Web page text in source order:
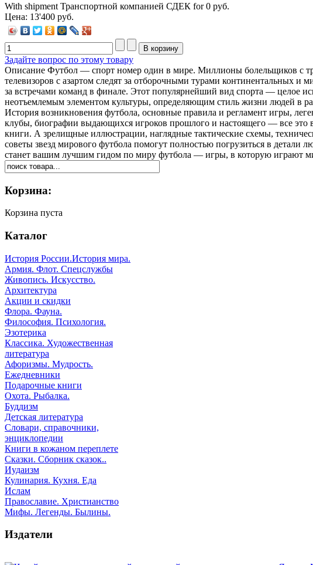
With shipment Транспортной компанией СДЕК for 0 руб.
Цена: 13'400 руб.
Задайте вопрос по этому товару
Описание Футбол — спорт номер один в мире. Миллионы болельщиков с
телевизоров с азартом следят за отборочными турами континентальных и
за встречами команд в финале. Этот популярнейший вид спорта — целое
неотъемлемым элементом культуры, определяющим стиль жизни людей в
История возникновения футбола, основные правила и регламент игры,
клубы, биографии выдающихся игроков прошлого и настоящего — все это
книги. А зрелищные иллюстрации, наглядные тактические схемы,
советы звезд мирового футбола помогут полностью погрузиться в детали
станет вашим лучшим гидом по миру футбола — игры, в которую играют
Корзина:
Корзина пуста
Каталог
История России.История мира.
Армия. Флот. Спецслужбы
Живопись. Искусство.
Архитектура
Акции и скидки
Флора. Фауна.
Философия. Психология.
Эзотерика
Классика. Художественная
литература
Афоризмы. Мудрость.
Ежедневники
Подарочные книги
Охота. Рыбалка.
Буддизм
Детская литература
Словари, справочники,
энциклопедии
Книги в кожаном переплете
Сказки. Сборник сказок..
Иудаизм
Кулинария. Кухня. Еда
Ислам
Православие. Христианство
Мифы. Легенды. Былины.
Издатели